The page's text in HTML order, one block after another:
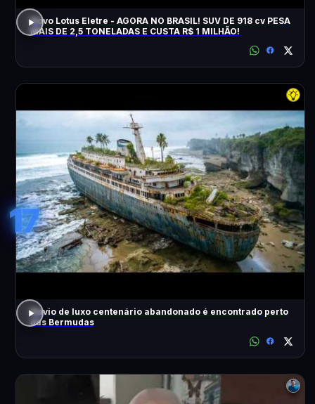
Novo Lotus Eletre - AGORA NO BRASIL! SUV DE 918 cv PESA
MAIS DE 2,5 TONELADAS E CUSTA R$ 1 MILHÃO!
17
Navio de luxo centenário abandonado é encontrado perto
das Bermudas